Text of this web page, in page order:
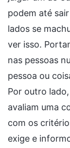
podem até
lados se
ver isso.
nas pessoas
pessoa ou
Por outro
avaliam uma
com os
exige e